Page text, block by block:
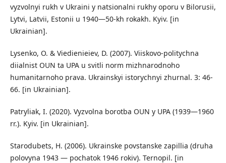
vyzvolnyi rukh v Ukraini y natsionalni rukhy oporu v Bilorusii,
Lytvi, Latvii, Estonii u 1940—50-kh rokakh. Kyiv. [in
Ukrainian].
Lysenko, O. & Viedienieiev, D. (2007). Viiskovo-politychna
diialnist OUN ta UPA u svitli norm mizhnarodnoho
humanitarnoho prava. Ukrainskyi istorychnyi zhurnal. 3: 46-
66. [in Ukrainian].
Patryliak, I. (2020). Vyzvolna borotba OUN y UPA (1939—1960
rr.). Kyiv. [in Ukrainian].
Starodubets, H. (2006). Ukrainske povstanske zapillia (druha
polovyna 1943 — pochatok 1946 rokiv). Ternopil. [in